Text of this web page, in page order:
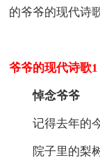
的爷爷的现代诗
爷爷的现代诗歌1
悼念爷爷
记得去年的
院子里的梨